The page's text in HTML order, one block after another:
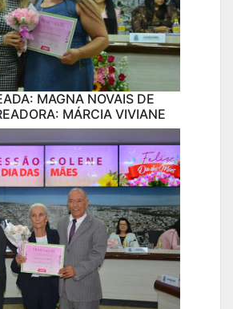
MAGNA NOVAIS DE
MÁRCIA VIVIANE